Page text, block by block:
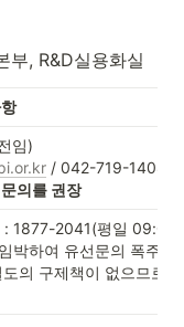
부, R&D실용화실
임)
의를 권장
: 1877-2041(평일
박하여 유선문의 폭주에
의 구제책이 없으므로,